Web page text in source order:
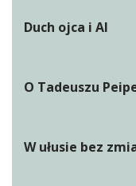
Duch ojca i AI
O Tadeuszu
W ułusie bez